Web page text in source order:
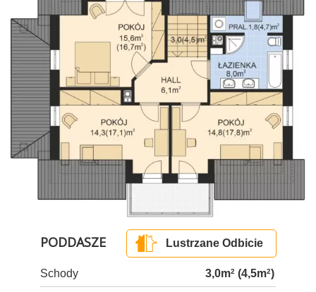
PODDASZE Lustrzane Odbicie
Schody 3,0m2(4,5m2)